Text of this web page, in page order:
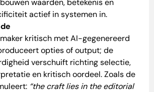
waarden, betekenis en
actief in systemen in.
kritisch met AI-gegenereerd
opties of output; de
verschuift richting selectie,
en kritisch oordeel. Zoals de
“the craft lies in the editorial